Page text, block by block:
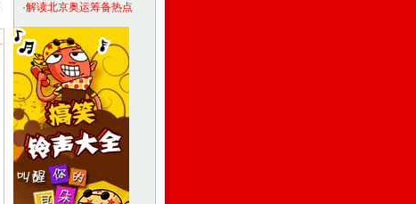
·解读北京奥运筹备热点